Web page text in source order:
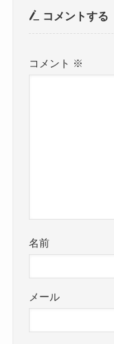
コメントする
コメント ※
名前
メール